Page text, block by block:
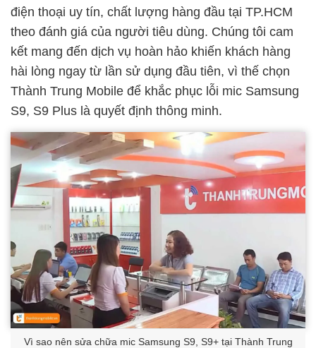
điện thoại uy tín, chất lượng hàng đầu tại TP.HCM
theo đánh giá của người tiêu dùng. Chúng tôi cam
kết mang đến dịch vụ hoàn hảo khiến khách hàng
hài lòng ngay từ lần sử dụng đầu tiên, vì thế chọn
Thành Trung Mobile để khắc phục lỗi mic Samsung
S9, S9 Plus là quyết định thông minh.
Vì sao nên sửa chữa mic Samsung S9, S9+ tại Thành Trung